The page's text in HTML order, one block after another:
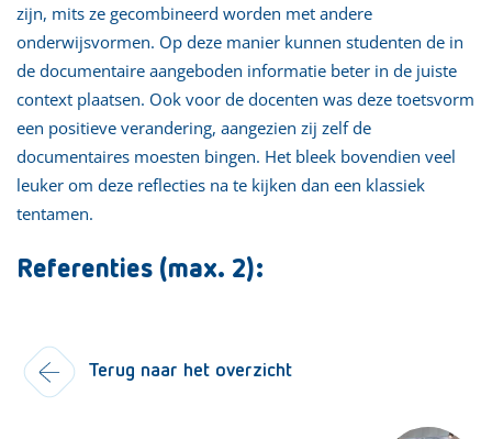
zijn, mits ze gecombineerd worden met andere
onderwijsvormen. Op deze manier kunnen studenten de in
de documentaire aangeboden informatie beter in de juiste
context plaatsen. Ook voor de docenten was deze toetsvorm
een positieve verandering, aangezien zij zelf de
documentaires moesten bingen. Het bleek bovendien veel
leuker om deze reflecties na te kijken dan een klassiek
tentamen.
Referenties (max. 2):
Terug naar het overzicht